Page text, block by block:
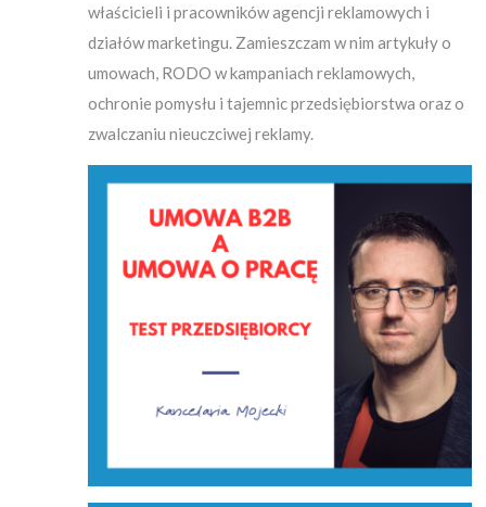
właścicieli i pracowników agencji reklamowych i
działów marketingu. Zamieszczam w nim artykuły o
umowach, RODO w kampaniach reklamowych,
ochronie pomysłu i tajemnic przedsiębiorstwa oraz o
zwalczaniu nieuczciwej reklamy.